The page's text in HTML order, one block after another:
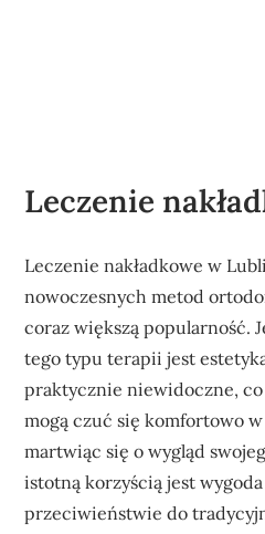
Leczenie
Leczenie nakładkowe w
nowoczesnych metod
coraz większą popularność.
tego typu terapii jest
praktycznie niewidoczne,
mogą czuć się komfortowo
martwiąc się o wygląd
istotną korzyścią jest
przeciwieństwie do